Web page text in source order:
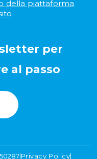
della piattaforma
per
al passo
|Privacy Policy|